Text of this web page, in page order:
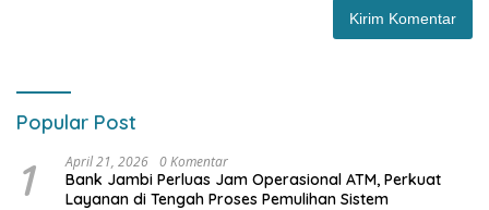
Popular Post
1 April 21, 2026 0 Komentar
Bank Jambi Perluas Jam Operasional ATM, Perkuat
Layanan di Tengah Proses Pemulihan Sistem